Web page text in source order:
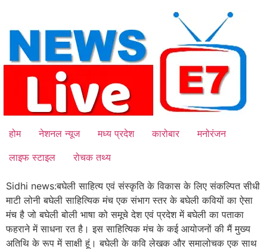
content
होम नेशनल न्यूज मध्य प्रदेश कारोबार
मनोरंजन
लाइफ स्टाइल
रोचक तथ्य
Sidhi news:बघेली साहित्य एवं संस्कृति के विकास के लिए संकल्पित सीधी
माटी लोनी बघेली साहित्यिक मंच एक संभाग स्तर के बघेली कवियों का ऐसा
मंच है जो बघेली बोली भाषा को समूचे देश एवं प्रदेश में बघेली का पताका
फहराने में साधना रत है। इस साहित्यिक मंच के कई आयोजनों की मैं मुख्य
अतिथि के रूप में साक्षी हूं। बघेली के कवि लेखक और समालोचक एक साथ